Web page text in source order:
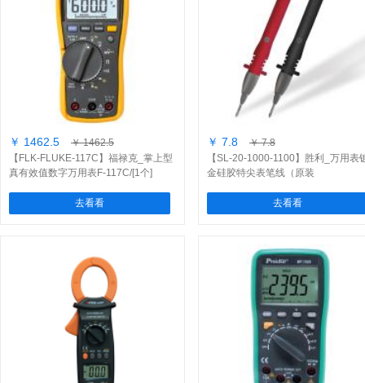
￥ 1462.5
￥ 1462.5
【FLK-FLUKE-117C】福禄克_掌上型
真有效值数字万用表F-117C/[1个]
去看看
￥ 7.8
￥ 7.8
【SL-20-1000-1100】胜利_万用表
金硅胶特尖表笔线（原装
去看看